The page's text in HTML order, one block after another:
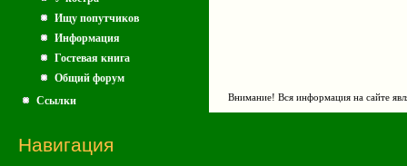
Ищу попутчиков
Информация
Гостевая книга
Общий форум
Ссылки
Навигация
Внимание! Вся информация на сайте